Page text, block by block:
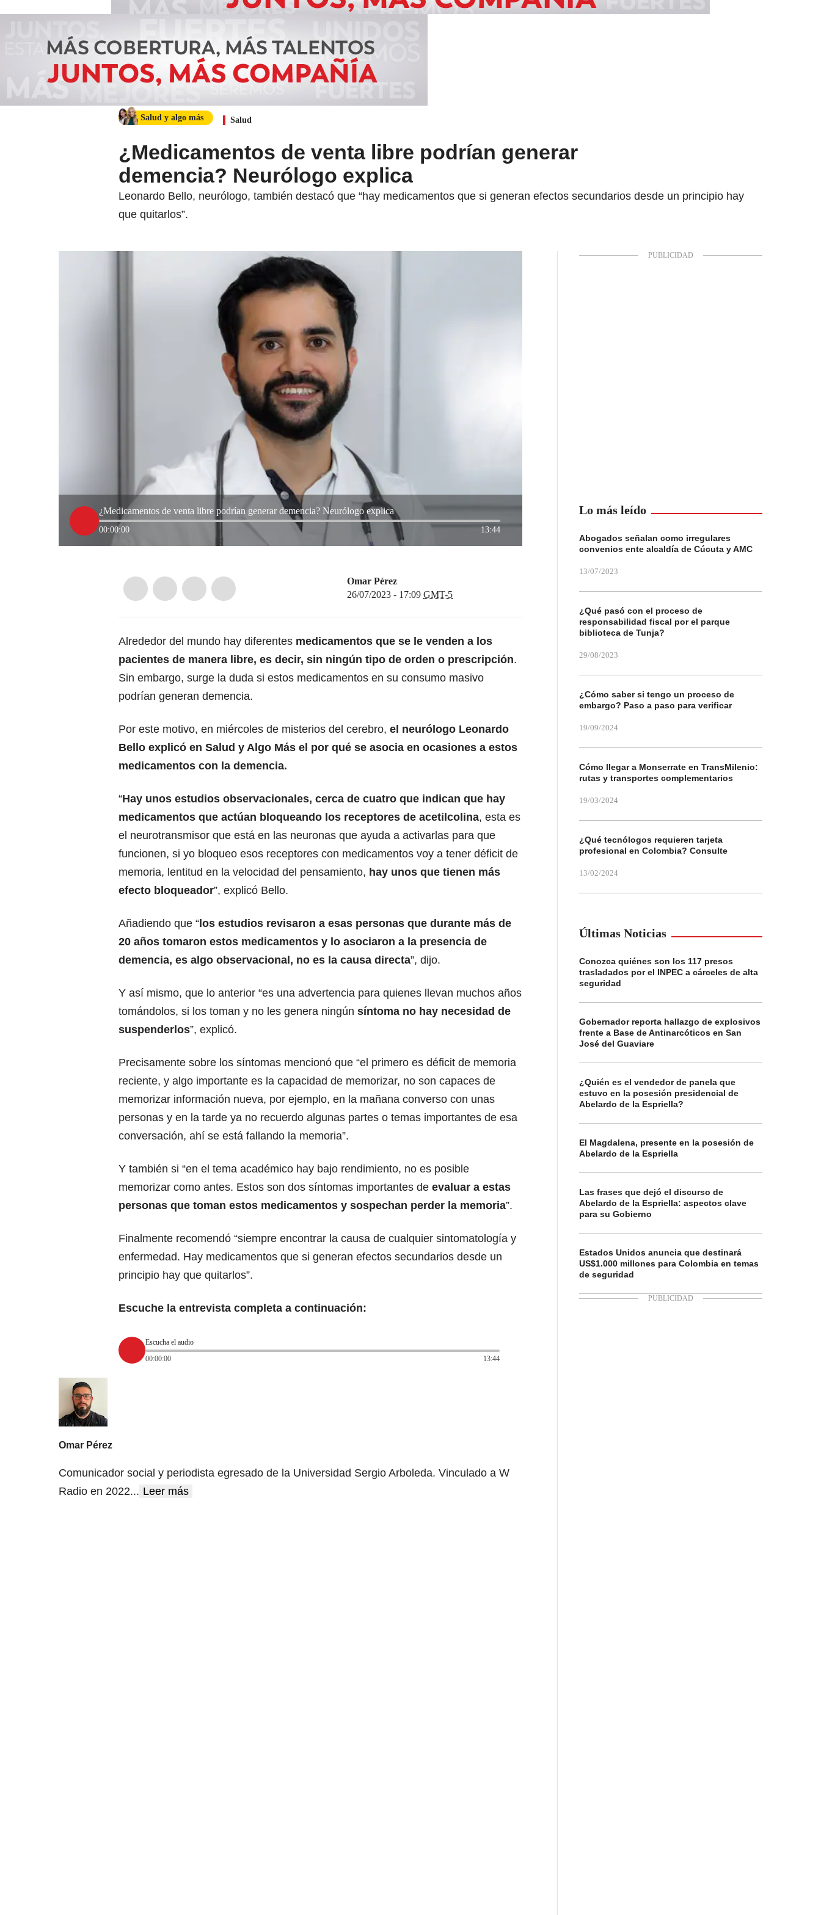
Salud y algo más Salud
¿Medicamentos de venta libre podrían generar
demencia? Neurólogo explica
Leonardo Bello, neurólogo, también destacó que “hay medicamentos que si generan efectos secundarios desde un principio hay
que quitarlos”.
¿Medicamentos de venta libre podrían generar demencia? Neurólogo explica
00:00:00 13:44
Omar Pérez
26/07/2023 - 17:09 GMT-5
Alrededor del mundo hay diferentes medicamentos que se le venden a los
pacientes de manera libre, es decir, sin ningún tipo de orden o prescripción.
Sin embargo, surge la duda si estos medicamentos en su consumo masivo
podrían generan demencia.
Por este motivo, en miércoles de misterios del cerebro, el neurólogo Leonardo
Bello explicó en Salud y Algo Más el por qué se asocia en ocasiones a estos
medicamentos con la demencia.
“Hay unos estudios observacionales, cerca de cuatro que indican que hay
medicamentos que actúan bloqueando los receptores de acetilcolina, esta es
el neurotransmisor que está en las neuronas que ayuda a activarlas para que
funcionen, si yo bloqueo esos receptores con medicamentos voy a tener déficit de
memoria, lentitud en la velocidad del pensamiento, hay unos que tienen más
efecto bloqueador”, explicó Bello.
Añadiendo que “ los estudios revisaron a esas personas que durante más de
20 años tomaron estos medicamentos y lo asociaron a la presencia de
demencia, es algo observacional, no es la causa directa”, dijo.
Y así mismo, que lo anterior “es una advertencia para quienes llevan muchos años
tomándolos, si los toman y no les genera ningún síntoma no hay necesidad de
suspenderlos”, explicó.
Precisamente sobre los síntomas mencionó que “el primero es déficit de memoria
reciente, y algo importante es la capacidad de memorizar, no son capaces de
memorizar información nueva, por ejemplo, en la mañana converso con unas
personas y en la tarde ya no recuerdo algunas partes o temas importantes de esa
conversación, ahí se está fallando la memoria”.
Y también si “en el tema académico hay bajo rendimiento, no es posible
memorizar como antes. Estos son dos síntomas importantes de evaluar a estas
personas que toman estos medicamentos y sospechan perder la memoria”.
Finalmente recomendó “siempre encontrar la causa de cualquier sintomatología y
enfermedad. Hay medicamentos que si generan efectos secundarios desde un
principio hay que quitarlos”.
Escuche la entrevista completa a continuación:
Escucha el audio
00:00:00
13:44
Omar Pérez
Comunicador social y periodista egresado de la Universidad Sergio Arboleda. Vinculado a W
Radio en 2022... Leer más
Lo más leído
Abogados señalan como irregulares
convenios ente alcaldía de Cúcuta y AMC
13/07/2023
¿Qué pasó con el proceso de
responsabilidad fiscal por el parque
biblioteca de Tunja?
29/08/2023
¿Cómo saber si tengo un proceso de
embargo? Paso a paso para verificar
19/09/2024
Cómo llegar a Monserrate en TransMilenio:
rutas y transportes complementarios
19/03/2024
¿Qué tecnólogos requieren tarjeta
profesional en Colombia? Consulte
13/02/2024
Últimas Noticias
Conozca quiénes son los 117 presos
trasladados por el INPEC a cárceles de alta
seguridad
Gobernador reporta hallazgo de explosivos
frente a Base de Antinarcóticos en San
José del Guaviare
¿Quién es el vendedor de panela que
estuvo en la posesión presidencial de
Abelardo de la Espriella?
El Magdalena, presente en la posesión de
Abelardo de la Espriella
Las frases que dejó el discurso de
Abelardo de la Espriella: aspectos clave
para su Gobierno
Estados Unidos anuncia que destinará
US$1.000 millones para Colombia en temas
de seguridad